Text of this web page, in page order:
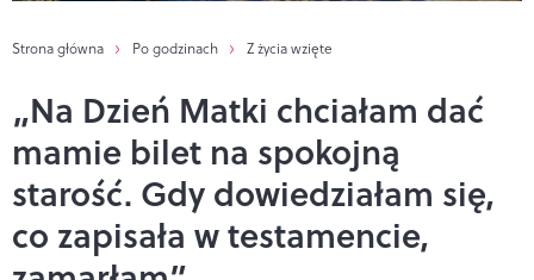
Strona główna Po godzinach Z życia wzięte
„Na Dzień Matki chciałam dać
mamie bilet na spokojną
starość. Gdy dowiedziałam się,
co zapisała w testamencie,